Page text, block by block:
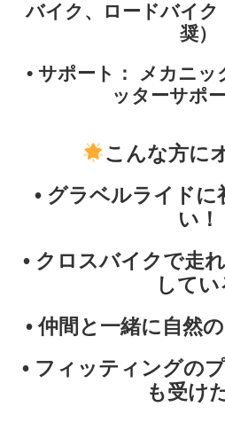
バイク、ロードバイク
奨）
• サポート：
メカニッ
ッターサポ
こんな方に
• グラベルライドに
い！
• クロスバイクで走
してい
• 仲間と一緒に自然
• フィッティングの
も受け